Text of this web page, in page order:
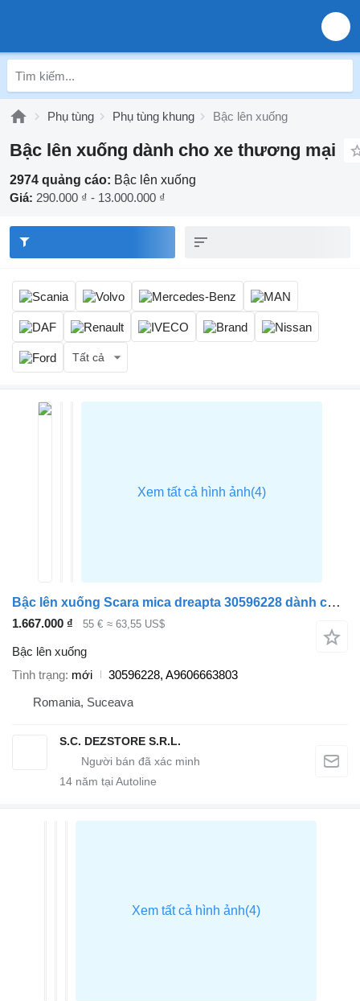
Phụ tùng Phụ tùng khung Bậc lên xuống
Bậc lên xuống dành cho xe thương mại
2974 quảng cáo: Bậc lên xuống
Giá: 290.000 ₫ - 13.000.000 ₫
Tất cả
Bậc lên xuống Scara mica dreapta 30596228 dành cho đầu kéo Mercedes-Benz ACTROS MP4
1.667.000 ₫ 55 € ≈ 63,55 US$
Bậc lên xuống
Tình trạng mới
30596228, A9606663803
Romania, Suceava
S.C. DEZSTORE S.R.L.
14 năm tại Autoline